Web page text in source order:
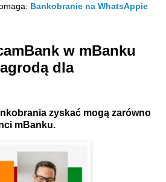
Bankobranie na WhatsAppie
w mBanku
dla
zyskać mogą zarówno
mBanku.